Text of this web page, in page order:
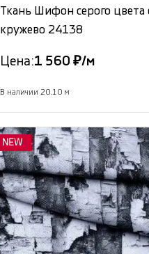
Ткань Шифон серого цвета
кружево 24138
Цена:1 560 ₽/м
В наличии 20.10 м
NEW